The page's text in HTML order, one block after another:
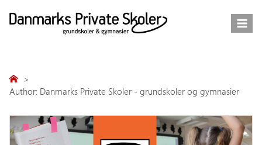
Author: Danmarks Private Skoler - grundskoler og gymnasier